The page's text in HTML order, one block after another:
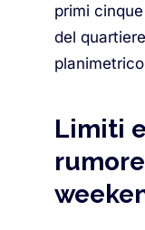
primi
del
Limiti